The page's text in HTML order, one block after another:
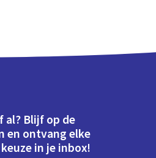
al? Blijf op de
en ontvang elke
in je inbox!